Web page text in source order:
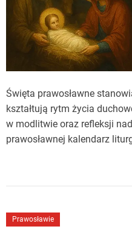
Święta prawosławne
kształtują rytm życia
w modlitwie oraz refleksji
prawosławnej kalendarz
Prawosławie